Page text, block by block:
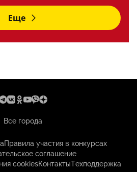
Еще
Все города
Правила участия в конкурсах
соглашение
cookiesКонтактыТехподдержка